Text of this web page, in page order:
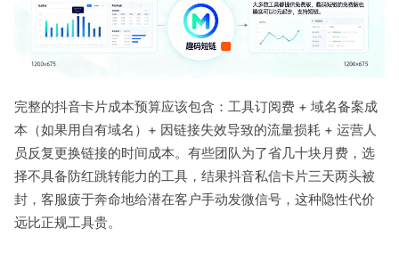
完整的抖音卡片成本预算应该包含：工具订阅费 + 域名备案成
本（如果用自有域名）+ 因链接失效导致的流量损耗 + 运营人
员反复更换链接的时间成本。有些团队为了省几十块月费，选
择不具备防红跳转能力的工具，结果抖音私信卡片三天两头被
封，客服疲于奔命地给潜在客户手动发微信号，这种隐性代价
远比正规工具贵。